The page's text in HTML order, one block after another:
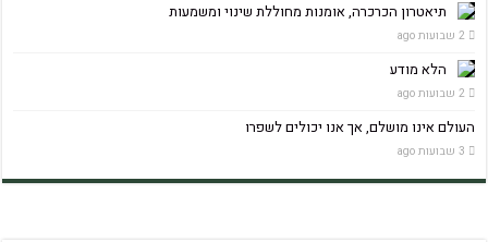
תיאטרון הכרכרה, אומנות מחוללת שינוי ומשמעות
2 שבועות ago
הלא מודע
2 שבועות ago
העולם אינו מושלם, אך אנו יכולים לשפרו
3 שבועות ago